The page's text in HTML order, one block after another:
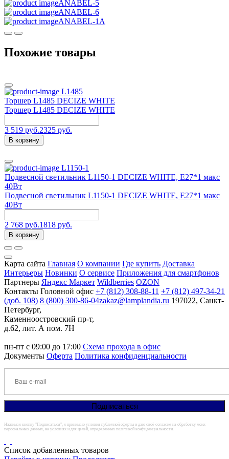
ANABEL-5
ANABEL-6
ANABEL-1A
Похожие товары
L1485
Торшер L1485 DECIZE WHITE
Торшер L1485 DECIZE WHITE
3 519 руб.2325 руб.
В корзину
L1150-1
Подвесной светильник L1150-1 DECIZE WHITE, Е27*1 макс
40Вт
Подвесной светильник L1150-1 DECIZE WHITE, Е27*1 макс
40Вт
2 768 руб.1818 руб.
В корзину
Карта сайта Главная О компании Где купить Доставка
Интерьеры Новинки О сервисе Приложения для смартфонов
Партнеры Яндекс Маркет Wildberries OZON
Контакты Головной офис +7 (812) 308-88-11 +7 (812) 497-34-21
(доб. 108) 8 (800) 300-86-04zakaz@lamplandia.ru 197022, Санкт-
Петербург,
Каменноостровский пр-т,
д.62, лит. А пом. 7Н
пн-пт с 09:00 до 17:00 Схема прохода в офис
Документы Оферта Политика конфиденциальности
Нажимая кнопку "Подписаться", я принимаю условия публичной оферты и даю своё согласие на обработку моих
персональных данных, на условиях и для целей, определенных политикой конфиденциальности.
Список добавленных товаров